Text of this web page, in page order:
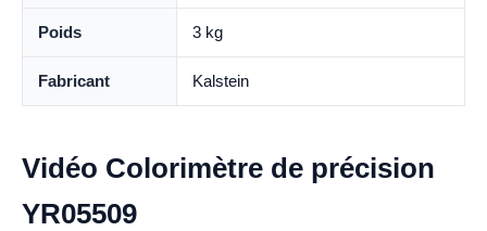
Poids 3 kg
Fabricant Kalstein
Vidéo Colorimètre de précision
YR05509